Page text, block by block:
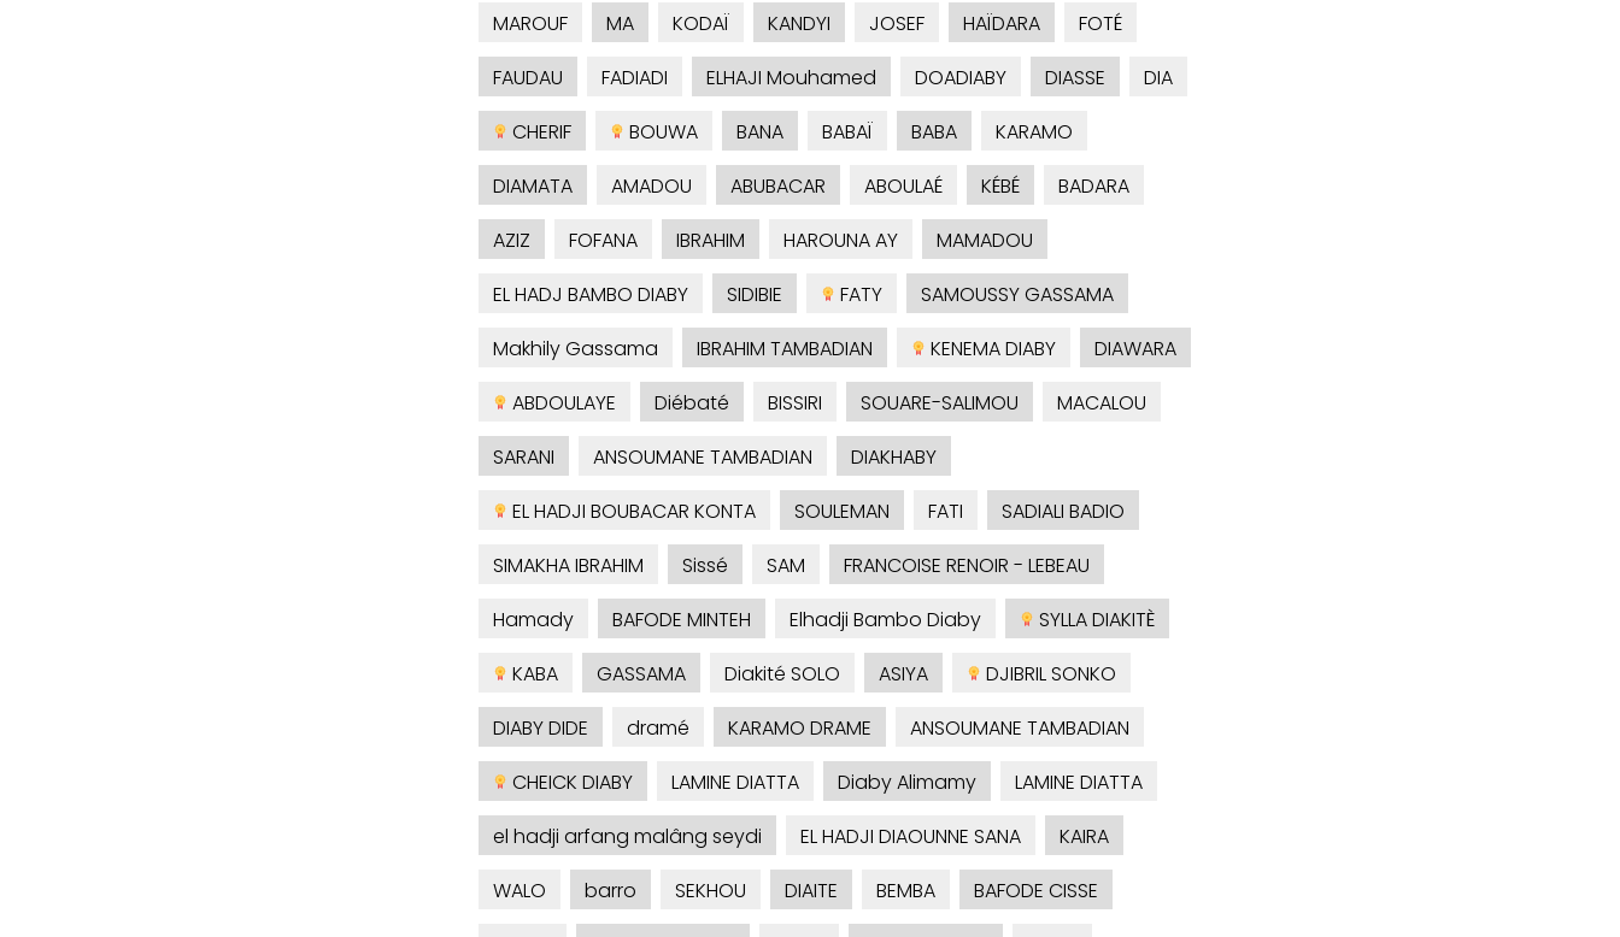
MAROUF
MA KODAÏ KANDYI JOSEF HAÏDARA
FOTÉ
FAUDAU
FADIADI ELHAJI Mouhamed DOADIABY DIASSE
DIA
CHERIF
BOUWA BANA BABAÏ BABA
KARAMO
DIAMATA
AMADOU ABUBACAR ABOULAÉ KÉBÉ
BADARA
AZIZ
FOFANA IBRAHIM HAROUNA AY
MAMADOU
EL HADJ BAMBO DIABY
SIDIBIE FATY
SAMOUSSY GASSAMA
Makhily Gassama
IBRAHIM TAMBADIAN KENEMA DIABY
DIAWARA
ABDOULAYE
Diébaté BISSIRI SOUARE-SALIMOU
MACALOU
SARANI
ANSOUMANE TAMBADIAN
DIAKHABY
EL HADJI BOUBACAR KONTA
SOULEMAN FATI
SADIALI BADIO
SIMAKHA IBRAHIM
Sissé SAM
FRANCOISE RENOIR - LEBEAU
Hamady
BAFODE MINTEH Elhadji Bambo Diaby
SYLLA DIAKITÈ
KABA
GASSAMA Diakité SOLO ASIYA
DJIBRIL SONKO
DIABY DIDE
dramé KARAMO DRAME
ANSOUMANE TAMBADIAN
CHEICK DIABY
LAMINE DIATTA Diaby Alimamy
LAMINE DIATTA
el hadji arfang malâng seydi
EL HADJI DIAOUNNE SANA
KAIRA
WALO
barro SEKHOU DIAITE BEMBA
BAFODE CISSE